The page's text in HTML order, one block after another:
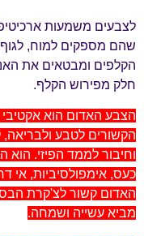
לצבעים משמעות
שהם מספקים למוח,
הקלפים ומבטאים את
חלק מפירוש הקלף.
הצבע האדום הוא אקטיבי
הקשורים לטבע
וחיבור לממד הפיזי. הוא
כעס, אימפולסיביות, אי
האדום קשור לצ'קרת
מביא עשייה ושמחה.